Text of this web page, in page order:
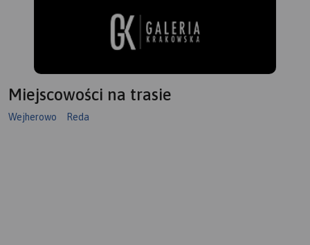
Miejscowości na trasie
Wejherowo Reda